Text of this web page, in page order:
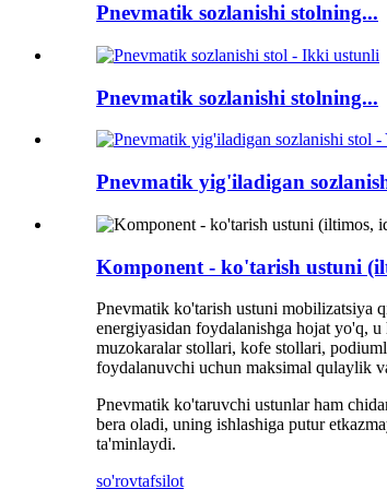
Pnevmatik sozlanishi stolning...
Pnevmatik sozlanishi stolning...
Pnevmatik yig'iladigan
Komponent - ko'tarish ustuni
Pnevmatik ko'tarish ustuni mobilizatsiya
energiyasidan foydalanishga hojat yo'q,
muzokaralar stollari, kofe stollari,
foydalanuvchi uchun maksimal qulaylik
Pnevmatik ko'taruvchi ustunlar ham
bera oladi, uning ishlashiga putur
ta'minlaydi.
so'rovtafsilot